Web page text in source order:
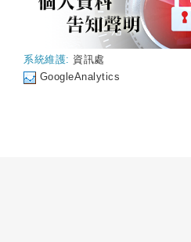
系統維護: 資訊處
GoogleAnalytics